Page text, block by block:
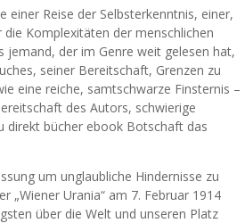
einer Reise der Selbsterkenntnis, einer,
Komplexitäten der menschlichen
jemand, der im Genre weit gelesen hat,
seiner Bereitschaft, Grenzen zu
eine reiche, samtschwarze Finsternis –
des Autors, schwierige
direkt bücher ebook Botschaft das
um unglaubliche Hindernisse zu
„Wiener Urania“ am 7. Februar 1914
über die Welt und unseren Platz